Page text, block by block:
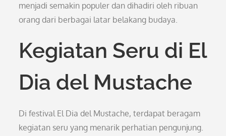
menjadi semakin populer dan dihadiri oleh ribuan
orang dari berbagai latar belakang budaya.
Kegiatan Seru di El
Dia del Mustache
Di festival El Dia del Mustache, terdapat beragam
kegiatan seru yang menarik perhatian pengunjung.